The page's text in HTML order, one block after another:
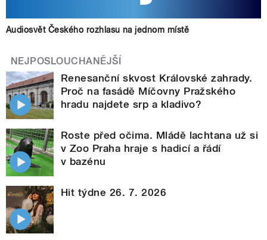
Audiosvět Českého rozhlasu na jednom místě
NEJPOSLOUCHANĚJŠÍ
Renesanční skvost Královské zahrady.
Proč na fasádě Míčovny Pražského
hradu najdete srp a kladivo?
Roste před očima. Mládě lachtana už si
v Zoo Praha hraje s hadicí a řádí
v bazénu
Hit týdne 26. 7. 2026